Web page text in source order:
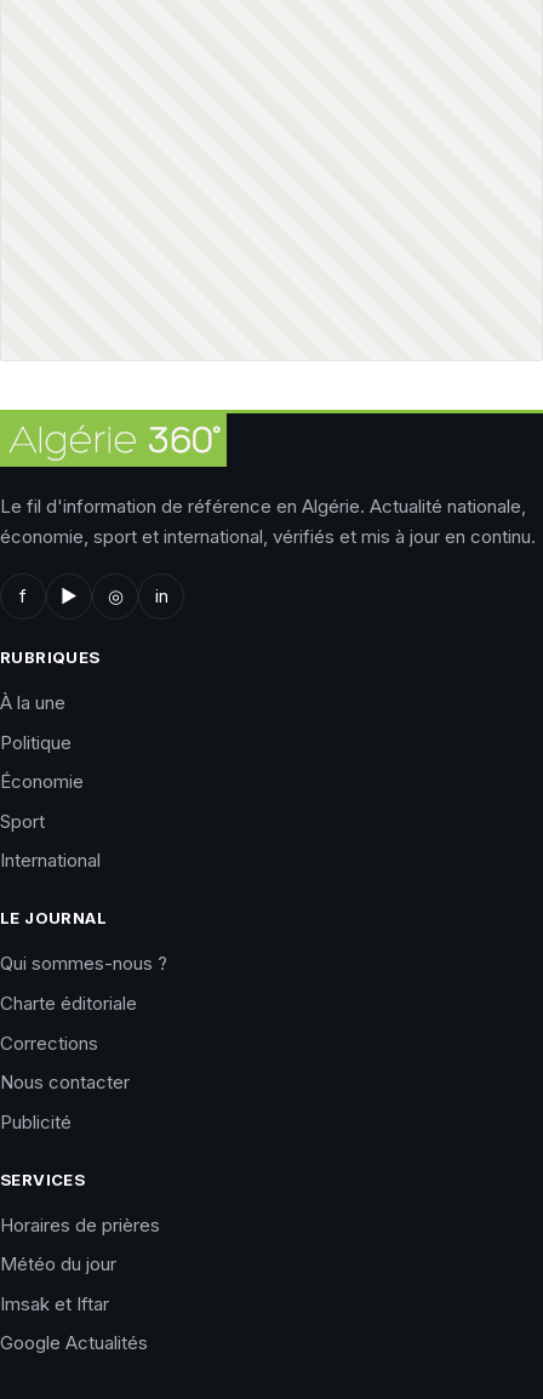
Le fil d'information de référence en Algérie. Actualité nationale,
économie, sport et international, vérifiés et mis à jour en continu.
f ▶ ◎ in
RUBRIQUES
À la une
Politique
Économie
Sport
International
LE JOURNAL
Qui sommes-nous ?
Charte éditoriale
Corrections
Nous contacter
Publicité
SERVICES
Horaires de prières
Météo du jour
Imsak et Iftar
Google Actualités